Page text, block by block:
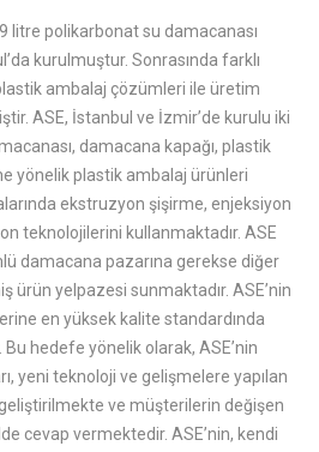
litre polikarbonat su damacanası
kurulmuştur. Sonrasında farklı
ambalaj çözümleri ile üretim
ASE, İstanbul ve İzmir’de kurulu iki
damacana kapağı, plastik
yönelik plastik ambalaj ürünleri
ekstruzyon şişirme, enjeksiyon
teknolojilerini kullanmaktadır. ASE
damacana pazarına gerekse diğer
ürün yelpazesi sunmaktadır. ASE’nin
en yüksek kalite standardında
hedefe yönelik olarak, ASE’nin
yeni teknoloji ve gelişmelere yapılan
ve müşterilerin değişen
cevap vermektedir. ASE’nin, kendi